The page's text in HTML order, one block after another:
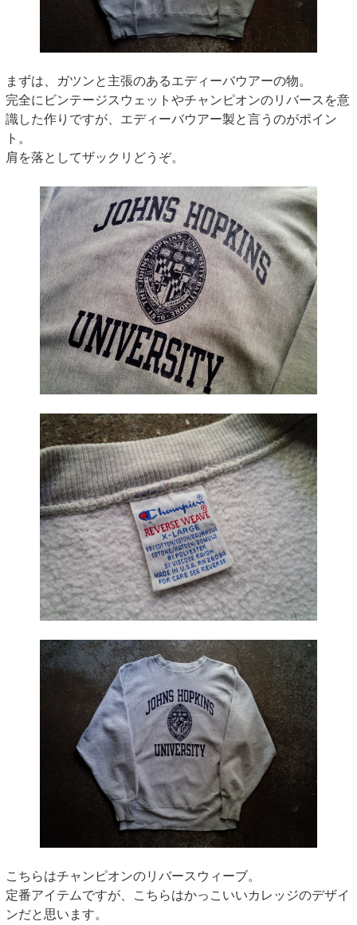
まずは、ガツンと主張のあるエディーバウアーの物。
完全にビンテージスウェットやチャンピオンのリバースを意
識した作りですが、エディーバウアー製と言うのがポイン
ト。
肩を落としてザックリどうぞ。
こちらはチャンピオンのリバースウィーブ。
定番アイテムですが、こちらはかっこいいカレッジのデザイ
ンだと思います。